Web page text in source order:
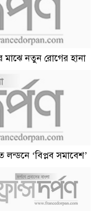
মাঝে নতুন রোগের হানা
লন্ডনে ‘বিপ্লব সমাবেশ’